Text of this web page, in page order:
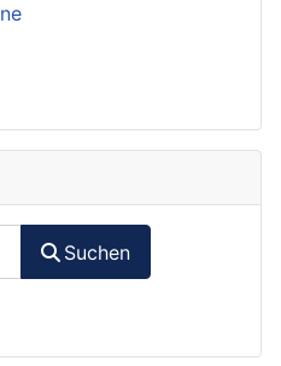
Suchen